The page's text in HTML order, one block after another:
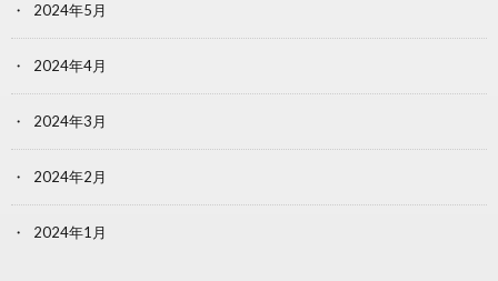
2024年5月
2024年4月
2024年3月
2024年2月
2024年1月